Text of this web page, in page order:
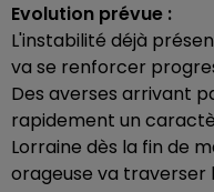
Evolution prévue :
L'instabilité déjà
va se renforcer
Des averses arrivant
rapidement un
Lorraine dès la fin de
orageuse va traverser